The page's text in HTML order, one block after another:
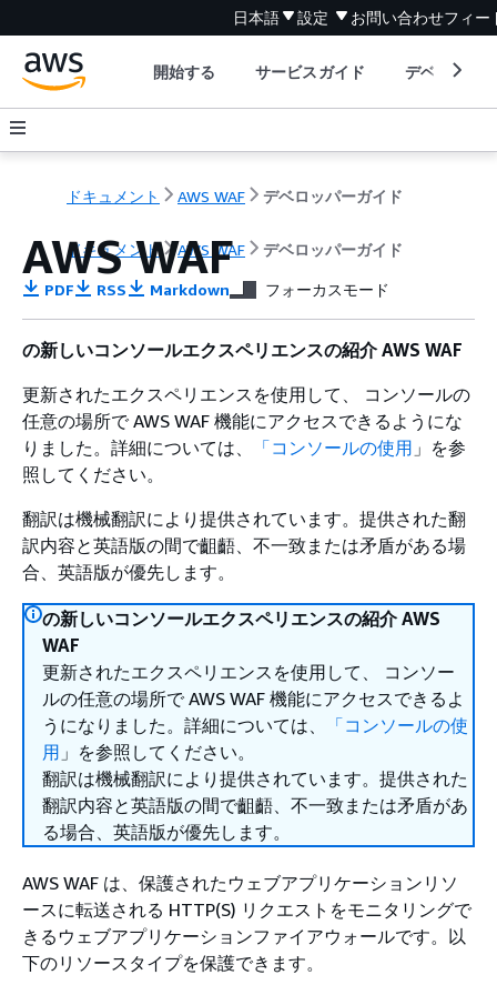
日本語 設定 お問い合わせフィー
開始する サービスガイド デベロッパ
ドキュメント AWS WAF デベロッパーガイド
ドキュメント AWS WAF デベロッパーガイド
AWS WAF
PDF RSS Markdown フォーカスモード
の新しいコンソールエクスペリエンスの紹介 AWS WAF
更新されたエクスペリエンスを使用して、 コンソールの
任意の場所で AWS WAF 機能にアクセスできるようにな
りました。詳細については、
「コンソールの使用 」を参
照してください。
翻訳は機械翻訳により提供されています。提供された翻
訳内容と英語版の間で齟齬、不一致または矛盾がある場
合、英語版が優先します。
の新しいコンソールエクスペリエンスの紹介 AWS
WAF
更新されたエクスペリエンスを使用して、 コンソー
ルの任意の場所で AWS WAF 機能にアクセスできるよ
うになりました。詳細については、
「コンソールの使
用 」を参照してください。
翻訳は機械翻訳により提供されています。提供された
翻訳内容と英語版の間で齟齬、不一致または矛盾があ
る場合、英語版が優先します。
AWS WAF は、保護されたウェブアプリケーションリソ
ースに転送される HTTP(S) リクエストをモニタリングで
きるウェブアプリケーションファイアウォールです。以
下のリソースタイプを保護できます。